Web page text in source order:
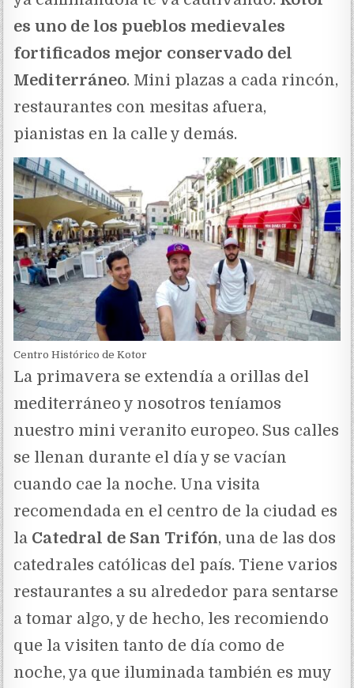
es uno de los pueblos medievales
fortificados mejor conservado del
Mediterráneo. Mini plazas a cada rincón,
restaurantes con mesitas afuera,
pianistas en la calle y demás.
Centro Histórico de Kotor
La primavera se extendía a orillas del
mediterráneo y nosotros teníamos
nuestro mini veranito europeo. Sus calles
se llenan durante el día y se vacían
cuando cae la noche. Una visita
recomendada en el centro de la ciudad es
la Catedral de San Trifón, una de las dos
catedrales católicas del país. Tiene varios
restaurantes a su alrededor para sentarse
a tomar algo, y de hecho, les recomiendo
que la visiten tanto de día como de
noche, ya que iluminada también es muy